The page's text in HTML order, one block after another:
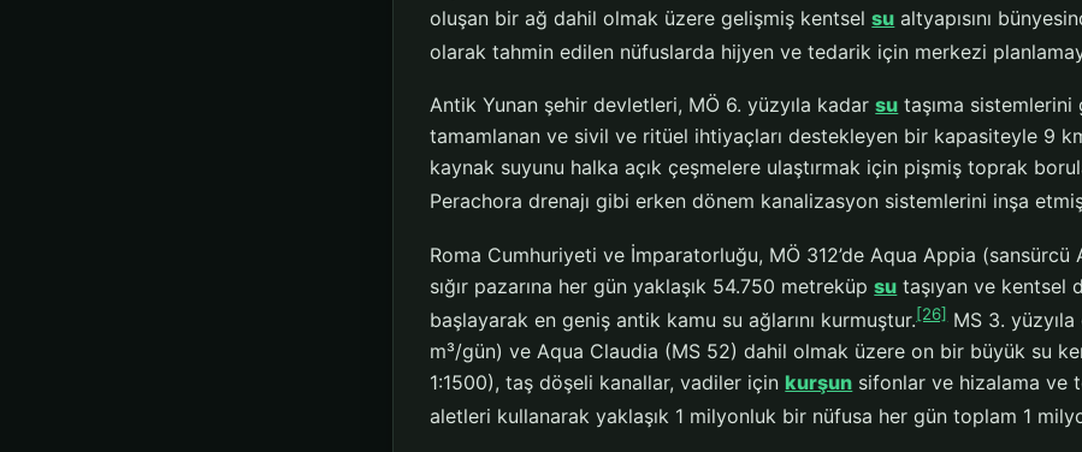
oluşan bir ağ dahil olmak üzere gelişmiş kentselsu altyapısını
olarak tahmin edilen nüfuslarda hijyen ve tedarik için merkezi
Antik Yunan şehir devletleri, MÖ 6. yüzyıla kadarsu taşıma sistemlerini
tamamlanan ve sivil ve ritüel ihtiyaçları destekleyen bir kapasiteyle 9
kaynak suyunu halka açık çeşmelere ulaştırmak için pişmiş toprak
Perachora drenajı gibi erken dönem kanalizasyon sistemlerini inşa
Roma Cumhuriyeti ve İmparatorluğu, MÖ 312’de Aqua Appia (sansürcü
sığır pazarına her gün yaklaşık 54.750 metreküpsu taşıyan ve kentsel
başlayarak en geniş antik kamu su ağlarını kurmuştur.[26]MS 3. yüzyıla
m³/gün) ve Aqua Claudia (MS 52) dahil olmak üzere on bir büyük su
1:1500), taş döşeli kanallar, vadiler için kurşun sifonlar ve hizalama ve
aletleri kullanarak yaklaşık 1 milyonluk bir nüfusa her gün toplam 1